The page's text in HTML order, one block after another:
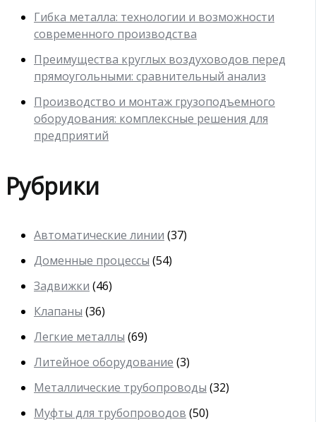
Гибка металла: технологии и возможности
современного производства
Преимущества круглых воздуховодов перед
прямоугольными: сравнительный анализ
Производство и монтаж грузоподъемного
оборудования: комплексные решения для
предприятий
Рубрики
Автоматические линии (37)
Доменные процессы (54)
Задвижки (46)
Клапаны (36)
Легкие металлы (69)
Литейное оборудование (3)
Металлические трубопроводы (32)
Муфты для трубопроводов (50)